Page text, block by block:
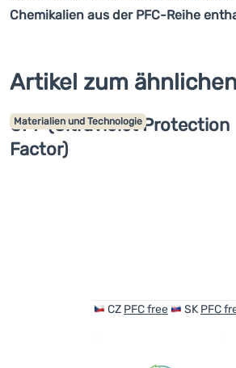
Chemikalien aus der PFC-Reihe
Artikel zum
UPF (Ultraviolet Protection
Factor)
Materialien und Technologie
CZ PFC free SK PFC